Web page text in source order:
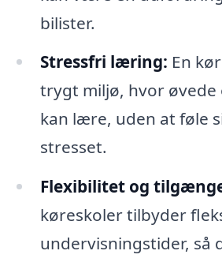
bilister.
Stressfri læring: En
trygt miljø, hvor øvede
kan lære, uden at føle
stresset.
Flexibilitet og
køreskoler tilbyder
undervisningstider, så